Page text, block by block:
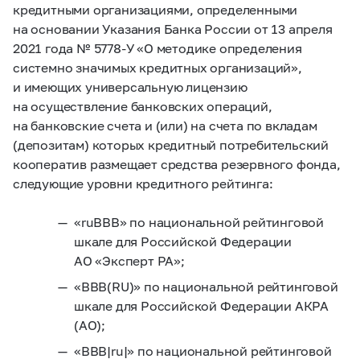
кредитными организациями, определенными
на основании Указания Банка России от 13 апреля
2021 года № 5778-У«О методике определения
системно значимых кредитных организаций»,
и имеющих универсальную лицензию
на осуществление банковских операций,
на банковские счета и (или) на счета по вкладам
(депозитам) которых кредитный потребительский
кооператив размещает средства резервного фонда,
следующие уровни кредитного рейтинга:
«ruBBB» по национальной рейтинговой
шкале для Российской Федерации
АО «Эксперт РА»;
«BBB(RU)» по национальной рейтинговой
шкале для Российской Федерации АКРА
(АО);
«BBB|ru|» по национальной рейтинговой